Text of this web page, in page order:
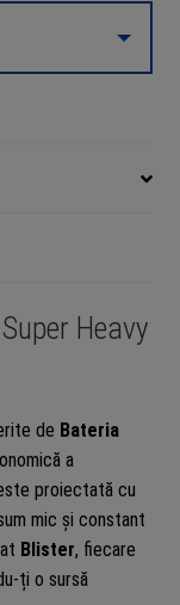
Heavy
de Bateria
a
proiectată cu
mic și constant
Blister, fiecare
ți o sursă